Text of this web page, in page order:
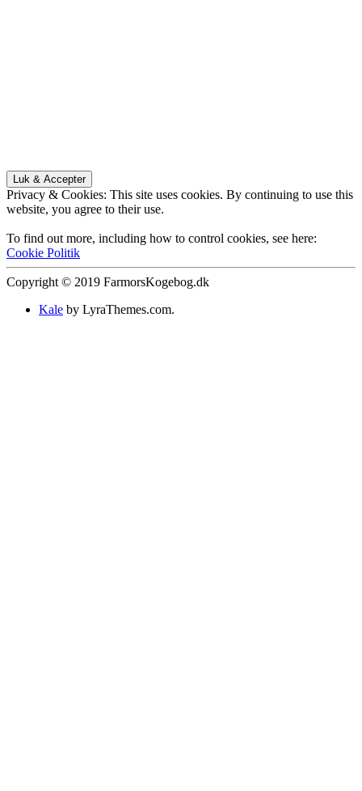
Privacy & Cookies: This site uses cookies. By continuing to use this
website, you agree to their use.
To find out more, including how to control cookies, see here:
Cookie Politik
Copyright © 2019 FarmorsKogebog.dk
Kale by LyraThemes.com.